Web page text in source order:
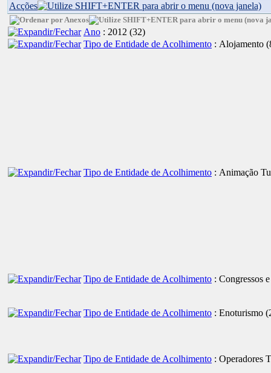
Acções
Ano : 2012 ‎(32)
Tipo de Entidade de Acolhimento : Alojamento
Tipo de Entidade de Acolhimento : Animação
Tipo de Entidade de Acolhimento : Congressos
Tipo de Entidade de Acolhimento : Enoturismo
Tipo de Entidade de Acolhimento : Operadores